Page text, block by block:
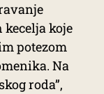
koje
potezom
Na
roda”,